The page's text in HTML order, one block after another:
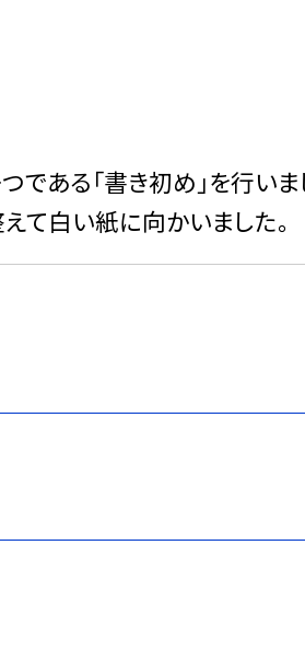
ある「書き初め」を行いま
て白い紙に向かいました。